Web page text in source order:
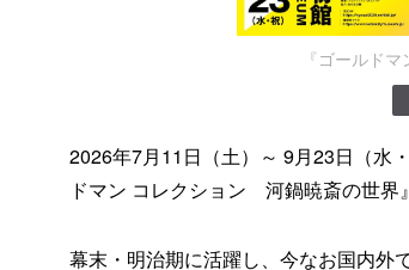
『ゴールド
2026年7月11日（土）～ 9月23日（水
ドマン コレクション 河鍋暁斎の世界
幕末・明治期に活躍し、今なお国内外